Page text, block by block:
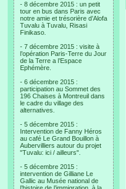
- 8 décembre 2015 : un petit
tour en bus dans Paris avec
notre amie et trésorière d’Alofa
Tuvalu à Tuvalu, Risasi
Finikaso.
- 7 décembre 2015 : visite à
l’opération Paris-Terre du Jour
de la Terre a l’Espace
Ephémère.
- 6 décembre 2015 :
participation au Sommet des
196 Chaises à Montreuil dans
le cadre du village des
alternatives.
- 5 décembre 2015 :
Intervention de Fanny Héros
au café Le Grand Bouillon à
Aubervilliers autour du projet
"Tuvalu: ici / ailleurs".
- 5 décembre 2015 :
intervention de Gilliane Le
Gallic au Musée national de